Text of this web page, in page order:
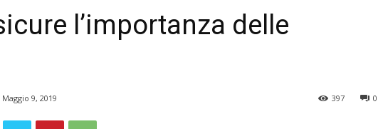
l’importanza delle
Maggio 9, 2019 0
397